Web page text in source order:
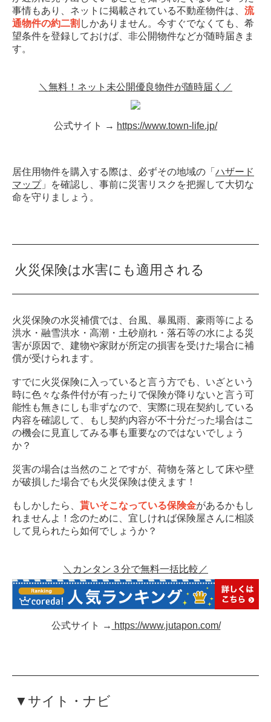
事情もあり、ネットに掲載されている不動産物件は、 流
通物件の約二割 しかありません。今すぐでなくても、希
望条件を登録しておけば、非公開物件などが随時届きま
す。
＼無料！ネット未公開優良物件が随時届く／
公式サイト → https://www.town-life.jp/
居住用物件を購入する際は、必ずその地域の「 ハザード
マップ」を確認し、事前に災害リスクを把握して大切な
命を守りましょう。
火災保険は水害にも適用される
火災保険の水災補償では、台風、暴風雨、豪雨等による
洪水・融雪洪水・高潮・土砂崩れ・落石等の水による災
害が原因で、建物や家財が所定の損害を受けた場合に補
償が受けられます。
すでに火災保険に入っていると言う方でも、いざという
時に色々な条件付が有ったりで保険が降りないと言う可
能性も無きにしも非ずなので、実際に現在契約している
内容を確認して、もし契約内容が不十分だった場合はこ
の機会に見直してみる事も重要なのではないでしょう
か？
災害の場合は当然のことですが、荷物を落として床や壁
が破損した場合でも火災保険は使えます！
もしかしたら、 貰いそこなっている保険金があるかもし
れませんよ！念のために、宜しければ保険屋さんに相談
して見られたら如何でしょうか？
＼カンタン３分で無料一括比較／
公式サイト → https://www.jutapon.com/
▼サイト・ナビ